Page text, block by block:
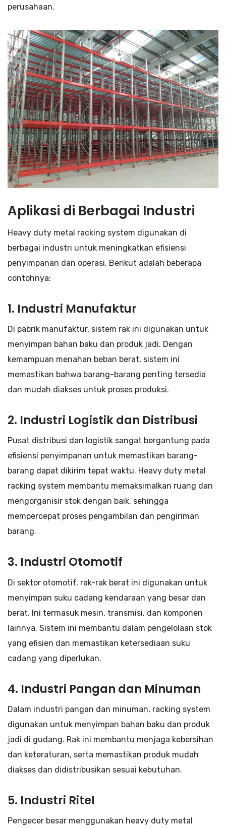
perusahaan.
Aplikasi di Berbagai Industri
Heavy duty metal racking system digunakan di
berbagai industri untuk meningkatkan efisiensi
penyimpanan dan operasi. Berikut adalah beberapa
contohnya:
1. Industri Manufaktur
Di pabrik manufaktur, sistem rak ini digunakan untuk
menyimpan bahan baku dan produk jadi. Dengan
kemampuan menahan beban berat, sistem ini
memastikan bahwa barang-barang penting tersedia
dan mudah diakses untuk proses produksi.
2. Industri Logistik dan Distribusi
Pusat distribusi dan logistik sangat bergantung pada
efisiensi penyimpanan untuk memastikan barang-
barang dapat dikirim tepat waktu. Heavy duty metal
racking system membantu memaksimalkan ruang dan
mengorganisir stok dengan baik, sehingga
mempercepat proses pengambilan dan pengiriman
barang.
3. Industri Otomotif
Di sektor otomotif, rak-rak berat ini digunakan untuk
menyimpan suku cadang kendaraan yang besar dan
berat. Ini termasuk mesin, transmisi, dan komponen
lainnya. Sistem ini membantu dalam pengelolaan stok
yang efisien dan memastikan ketersediaan suku
cadang yang diperlukan.
4. Industri Pangan dan Minuman
Dalam industri pangan dan minuman, racking system
digunakan untuk menyimpan bahan baku dan produk
jadi di gudang. Rak ini membantu menjaga kebersihan
dan keteraturan, serta memastikan produk mudah
diakses dan didistribusikan sesuai kebutuhan.
5. Industri Ritel
Pengecer besar menggunakan heavy duty metal